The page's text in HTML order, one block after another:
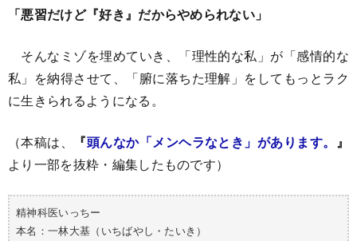
「悪習だけど『好き』だからやめられない」
そんなミゾを埋めていき、「理性的な私」が「感情的な
私」を納得させて、「腑に落ちた理解」をしてもっとラク
に生きられるようになる。
（本稿は、 『頭んなか「メンヘラなとき」があります。 』
より一部を抜粋・編集したものです）
精神科医いっちー
本名：一林大基（いちばやし・たいき）